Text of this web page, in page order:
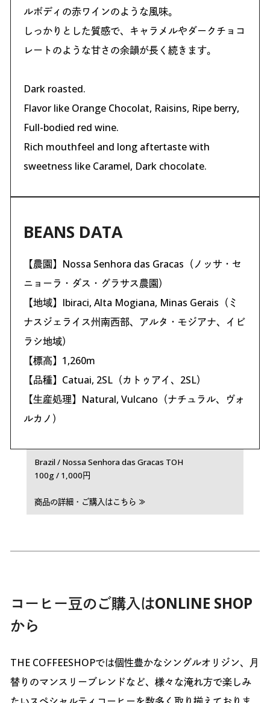
ルボディの赤ワインのような風味。
しっかりとした質感で、キャラメルやダークチョコ
レートのような甘さの余韻が長く続きます。
Dark roasted.
Flavor like Orange Chocolat, Raisins, Ripe berry,
Full-bodied red wine.
Rich mouthfeel and long aftertaste with
sweetness like Caramel, Dark chocolate.
BEANS DATA
【農園】Nossa Senhora das Gracas（ノッサ・セ
ニョーラ・ダス・グラサス農園）
【地域】Ibiraci, Alta Mogiana, Minas Gerais（ミ
ナスジェライス州南西部、アルタ・モジアナ、イビ
ラシ地域）
【標高】1,260m
【品種】Catuai, 2SL（カトゥアイ、2SL）
【生産処理】Natural, Vulcano（ナチュラル、ヴォ
ルカノ）
Brazil / Nossa Senhora das Gracas TOH
100g / 1,000円
商品の詳細・ご購入はこちら ≫
コーヒー豆のご購入はONLINE SHOP
から
THE COFFEESHOPでは個性豊かなシングルオリジン、月
替りのマンスリーブレンドなど、様々な淹れ方で楽しみ